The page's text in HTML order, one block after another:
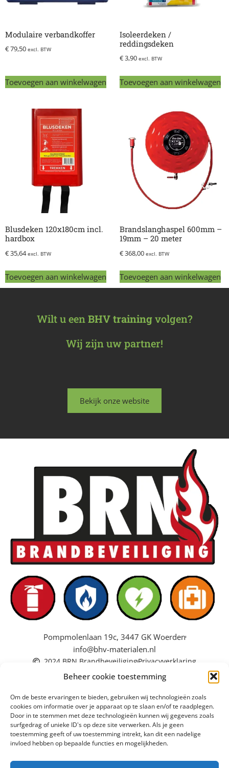
Beheer cookie toestemming
Om de beste ervaringen te bieden, gebruiken wij technologieën zoals
cookies om informatie over je apparaat op te slaan en/of te raadplegen.
Door in te stemmen met deze technologieën kunnen wij gegevens zoals
surfgedrag of unieke ID's op deze site verwerken. Als je geen
toestemming geeft of uw toestemming intrekt, kan dit een nadelige
invloed hebben op bepaalde functies en mogelijkheden.
Modulaire verbandkoffer
€79,50 excl. BTW
Toevoegen aan winkelwagen
Isoleerdeken /
reddingsdeken
€3,90 excl. BTW
Toevoegen aan winkelwagen
Blusdeken 120x180cm incl.
hardbox
€35,64 excl. BTW
Toevoegen aan winkelwagen
Brandslanghaspel 600mm –
19mm – 20 meter
€368,00 excl. BTW
Toevoegen aan winkelwagen
Wilt u eenBHV trainingvolgen?
Wij zijn uw partner!
Bekijk onze website
Pompmolenlaan 19c, 3447 GK Woerden
info@bhv-materialen.nl
2024 BRN BrandbeveiligingPrivacyverklaring